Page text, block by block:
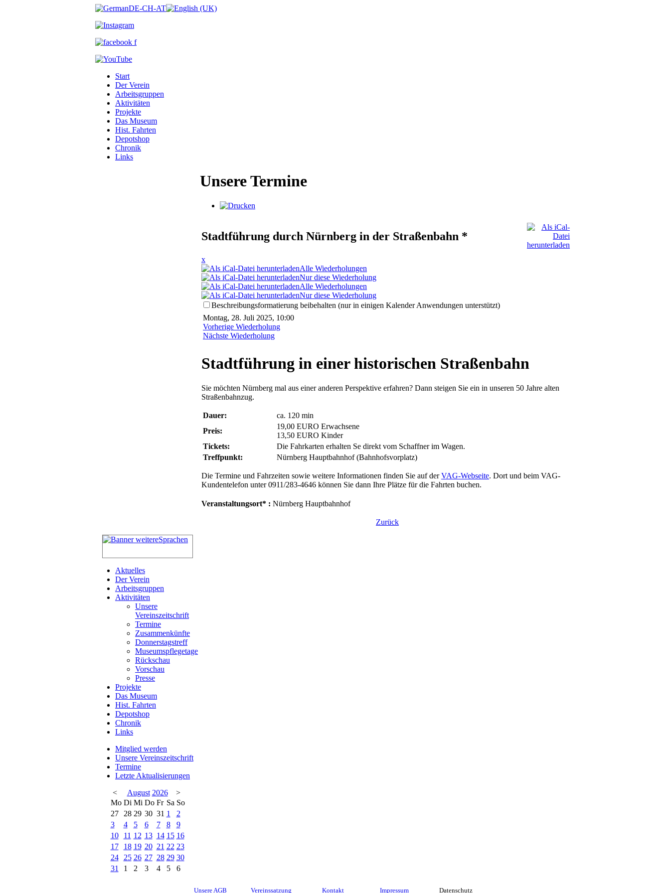
Start
Der Verein
Arbeitsgruppen
Aktivitäten
Projekte
Das Museum
Hist. Fahrten
Depotshop
Chronik
Links
Unsere Termine
Stadtführung durch Nürnberg in der Straßenbahn *
x
Alle Wiederholungen
Nur diese Wiederholung
Alle Wiederholungen
Nur diese Wiederholung
Beschreibungsformatierung beibehalten (nur in einigen Kalender Anwendungen unterstützt)
Montag, 28. Juli 2025, 10:00
Vorherige Wiederholung
Nächste Wiederholung
Stadtführung in einer historischen Straßenbahn
Sie möchten Nürnberg mal aus einer anderen Perspektive erfahren? Dann steigen Sie ein in unseren 50 Jahre alten
Straßenbahnzug.
Dauer:
ca. 120 min
Preis:
19,00 EURO Erwachsene
13,50 EURO Kinder
Tickets:
Die Fahrkarten erhalten Se direkt vom Schaffner im Wagen.
Treffpunkt:
Nürnberg Hauptbahnhof (Bahnhofsvorplatz)
Die Termine und Fahrzeiten sowie weitere Informationen finden Sie auf derVAG-Webseite. Dort und beim VAG-
Kundentelefon unter 0911/283-4646 können Sie dann Ihre Plätze für die Fahrten buchen.
Veranstaltungsort* : Nürnberg Hauptbahnhof
Zurück
Aktuelles
Der Verein
Arbeitsgruppen
Aktivitäten
Unsere
Vereinszeitschrift
Termine
Zusammenkünfte
Donnerstagstreff
Museumspflegetage
Rückschau
Vorschau
Presse
Projekte
Das Museum
Hist. Fahrten
Depotshop
Chronik
Links
Mitglied werden
Unsere Vereinszeitschrift
Termine
Letzte Aktualisierungen
<
August 2026
>
Mo Di Mi Do Fr Sa So
27
28 29 30 31 1
2
3
4 5 6 7 8
9
10
11 12 13 14 15 16
17
18 19 20 21 22 23
24
25 26 27 28 29 30
31
1 2 3 4 5 6
Unsere AGB Vereinssatzung Kontakt Impressum Datenschutz